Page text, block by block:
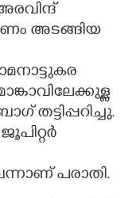
അടങ്ങിയ
തട്ടിപ്പറിച്ചു.
പരാതി.